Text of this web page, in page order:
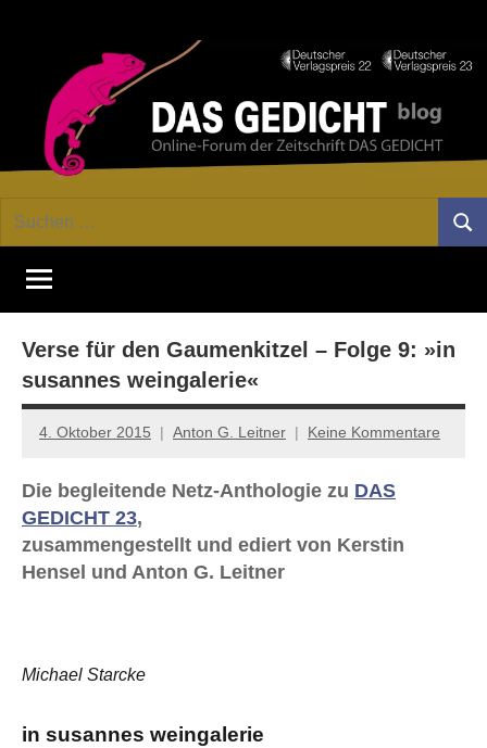
GEDICHT
blog
Forum
von
DAS
Lyrik,
Essay
Suchen
Verse für den Gaumenkitzel – Folge 9: »in
susannes weingalerie«
4. Oktober 2015 Anton G. Leitner Keine Kommentare
Die begleitende Netz-Anthologie zu DAS
GEDICHT 23,
zusammengestellt und ediert von Kerstin
Hensel und Anton G. Leitner
Michael Starcke
in susannes weingalerie